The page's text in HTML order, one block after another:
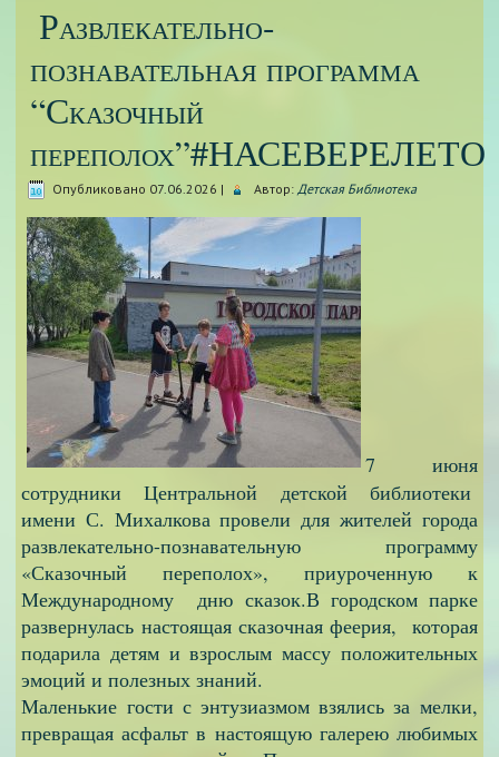
Развлекательно-
познавательная программа
“Сказочный
переполох”#НАСЕВЕРЕЛЕТО
Опубликовано 07.06.2026 | Автор: Детская Библиотека
7 июня
сотрудники Центральной детской библиотеки
имени С. Михалкова провели для жителей города
развлекательно-познавательную программу
«Сказочный переполох», приуроченную к
Международному дню сказок.В городском парке
развернулась настоящая сказочная феерия, которая
подарила детям и взрослым массу положительных
эмоций и полезных знаний.
Маленькие гости с энтузиазмом взялись за мелки,
превращая асфальт в настоящую галерею любимых